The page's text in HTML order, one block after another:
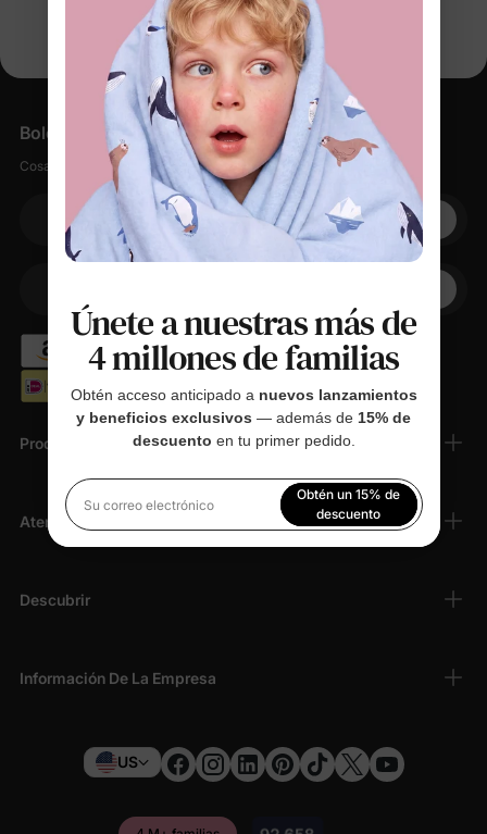
Productos
Atención Al Cliente
Descubrir
Información De La Empresa
Boletín informativo
Cosas suaves, pequeños descuentos, cero spam.
Su correo electrónico
Su teléfono
US
Únete a nuestras más de
4 millones de familias
Obtén acceso anticipado a nuevos lanzamientos
y beneficios exclusivos — además de 15% de
descuento en tu primer pedido.
Su correo electrónico
Obtén un 15% de
descuento